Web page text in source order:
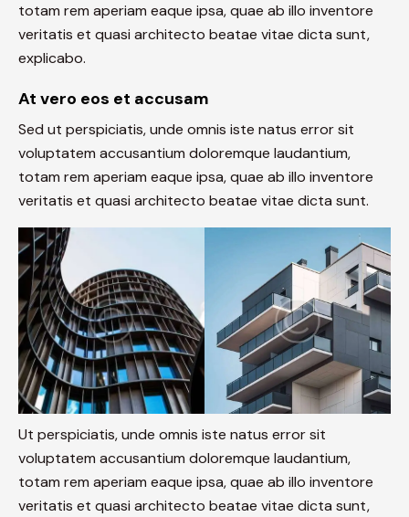
totam rem aperiam eaque ipsa, quae ab illo inventore
veritatis et quasi architecto beatae vitae dicta sunt,
explicabo.
At vero eos et accusam
Sed ut perspiciatis, unde omnis iste natus error sit
voluptatem accusantium doloremque laudantium,
totam rem aperiam eaque ipsa, quae ab illo inventore
veritatis et quasi architecto beatae vitae dicta sunt.
Ut perspiciatis, unde omnis iste natus error sit
voluptatem accusantium doloremque laudantium,
totam rem aperiam eaque ipsa, quae ab illo inventore
veritatis et quasi architecto beatae vitae dicta sunt,